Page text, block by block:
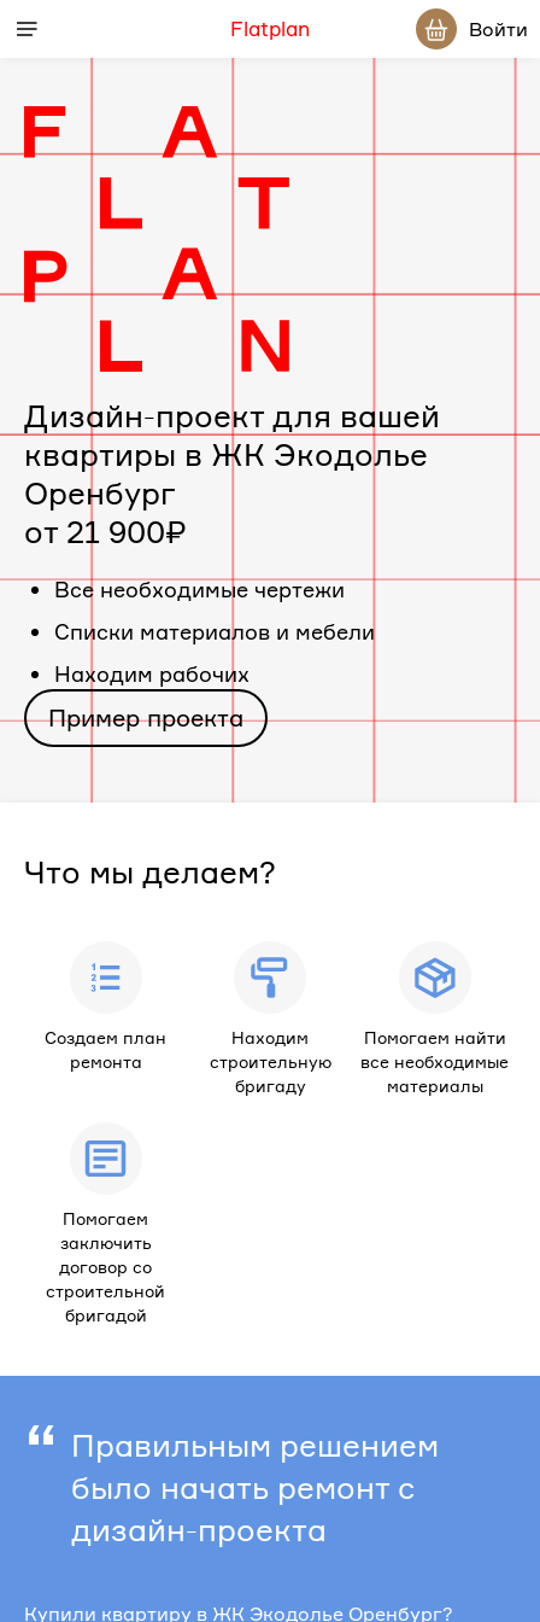
Flatplan Войти
Дизайн-
проект
интерьера
для
вашей
квартиры
в
«ЖК
Экодолье
Оренбург»
Дизайн-проект для вашей
квартиры в ЖК Экодолье
Оренбург
от 21 900₽
Все необходимые чертежи
Cписки материалов и мебели
Находим рабочих
Пример проекта
Что мы делаем?
Создаем план
ремонта
Находим
строительную
бригаду
Помогаем найти
все необходимые
материалы
Помогаем
заключить
договор со
строительной
бригадой
“ Правильным решением
было начать ремонт с
дизайн-проекта
Купили квартиру в ЖК Экодолье Оренбург?